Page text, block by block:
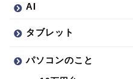
AI
タブレット
パソコンのこと